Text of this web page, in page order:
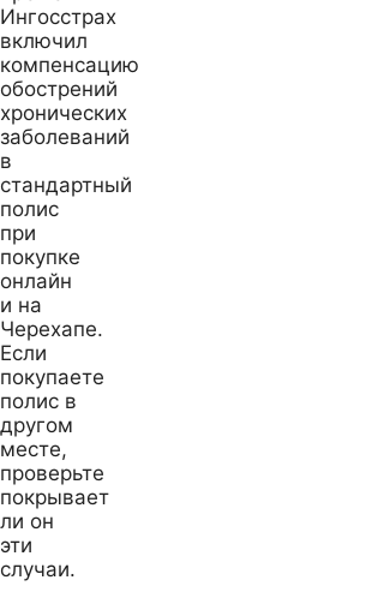
Ингосстрах
включил
компенсацию
обострений
хронических
заболеваний
в
стандартный
полис
при
покупке
онлайн
и на
Черехапе.
Если
покупаете
полис в
другом
месте,
проверьте
покрывает
ли он
эти
случаи.